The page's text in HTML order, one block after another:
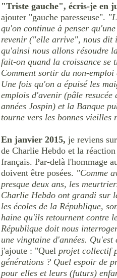
"Triste gauche", écris-je en
ajouter "gauche paresseuse".
qu'on continue à penser
revenir ("elle arrive", nous dit
qu'ainsi nous allons résoudre
fait-on quand la croissance se
Comment sortir du non-
Une fois qu'on a épuisé les
emplois d'avenir (pâle resucée
années Jospin) et la Banque
tourne vers les bonnes vieilles
En janvier 2015, je reviens
de Charlie Hebdo et la
français. Par-delà l'hommage
doivent être posées. "Comme
presque deux ans, les
Charlie Hebdo ont grandi sur
les écoles de la République,
haine qu'ils retournent contre
République doit nous
une vingtaine d'années.
j'ajoute : "Quel projet collectif
générations ? Quel espoir de
pour elles et leurs (futurs)